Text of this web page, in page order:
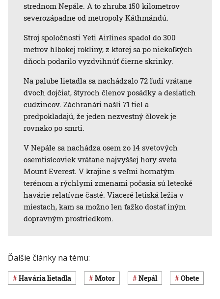
strednom Nepále. A to zhruba 150 kilometrov
severozápadne od metropoly Káthmándú.
Stroj spoločnosti Yeti Airlines spadol do 300
metrov hlbokej rokliny, z ktorej sa po niekoľkých
dňoch podarilo vyzdvihnúť čierne skrinky.
Na palube lietadla sa nachádzalo 72 ľudí vrátane
dvoch dojčiat, štyroch členov posádky a desiatich
cudzincov. Záchranári našli 71 tiel a
predpokladajú, že jeden nezvestný človek je
rovnako po smrti.
V Nepále sa nachádza osem zo 14 svetových
osemtisícoviek vrátane najvyššej hory sveta
Mount Everest. V krajine s veľmi hornatým
terénom a rýchlymi zmenami počasia sú letecké
havárie relatívne časté. Viaceré letiská ležia v
miestach, kam sa možno len ťažko dostať iným
dopravným prostriedkom.
Ďalšie články na tému:
havária lietadla motor Nepál obete